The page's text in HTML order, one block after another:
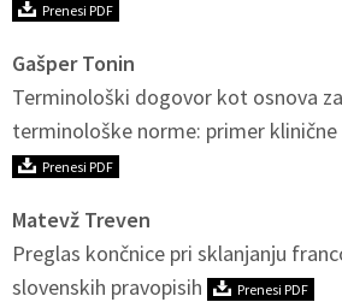
Prenesi PDF
Gašper Tonin
Terminološki dogovor kot osnova
terminološke norme: primer klinične
Prenesi PDF
Matevž Treven
Preglas končnice pri sklanjanju
slovenskih pravopisih
Prenesi PDF